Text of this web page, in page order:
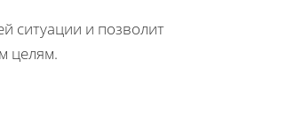
ситуации и позволит
целям.